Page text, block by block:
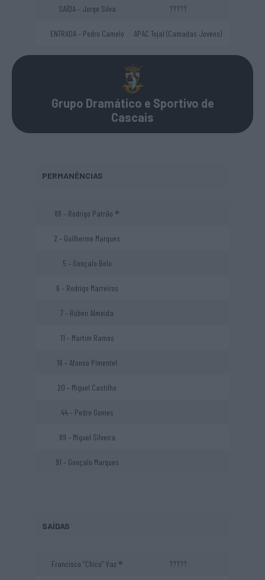
SAÍDA – Jorge Silva ?????
ENTRADA – Pedro Camelo APAC Tojal (Camadas Jovens)
Grupo Dramático e Sportivo de
Cascais
PERMANÊNCIAS
88 – Rodrigo Patrão ®
2 – Guilherme Marques
5 – Gonçalo Belo
6 – Rodrigo Marreiros
7 – Rúben Almeida
11 – Martim Ramos
16 – Afonso Pimentel
20 – Miguel Castilho
44 – Pedro Gomes
89 – Miguel Silveira
91 – Gonçalo Marques
SAÍDAS
Francisco “Chico” Vaz ® ?????